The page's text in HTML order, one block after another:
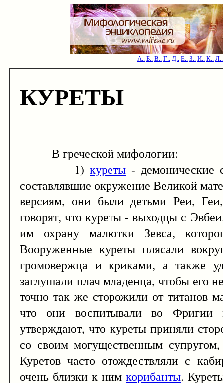
А..Б..В..Г..Д..Е..З..И..К..Л..
КУРЕТЫ
В греческой мифологии:
1) куреты - демонические
составлявшие окружение Великой
версиям, они были детьми Реи,
говорят, что куреты - выходцы с
им охрану малютки Зевса,
Вооруженные куреты плясали
громовержца и криками, а также
заглушали плач младенца, чтобы его
точно так же сторожили от титанов
что они воспитывали во Фригии
утверждают, что куреты приняли
со своим могущественным
Куретов часто отождествляли с
очень близки к ним корибанты.